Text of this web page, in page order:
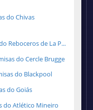
do Chivas
Reboceros de La P...
do Cercle Brugge
do Blackpool
do Goiás
do Atlético Mineiro